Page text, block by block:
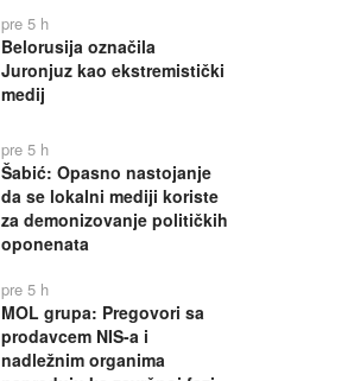
pre 5 h
Belorusija označila
Juronjuz kao ekstremistički
medij
pre 5 h
Šabić: Opasno nastojanje
da se lokalni mediji koriste
za demonizovanje političkih
oponenata
pre 5 h
MOL grupa: Pregovori sa
prodavcem NIS-a i
nadležnim organima